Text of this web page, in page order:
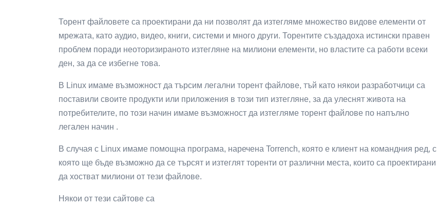
Торент файловете са проектирани да ни позволят да изтегляме множество видове елементи от
мрежата, като аудио, видео, книги, системи и много други. Торентите създадоха истински правен
проблем поради неоторизираното изтегляне на милиони елементи, но властите са работи всеки
ден, за да се избегне това.
В Linux имаме възможност да търсим легални торент файлове, тъй като някои разработчици са
поставили своите продукти или приложения в този тип изтегляне, за да улеснят живота на
потребителите, по този начин имаме възможност да изтегляме торент файлове по напълно
легален начин .
В случая с Linux имаме помощна програма, наречена Torrench, която е клиент на командния ред, с
която ще бъде възможно да се търсят и изтеглят торенти от различни места, които са проектирани
да хостват милиони от тези файлове.
Някои от тези сайтове са